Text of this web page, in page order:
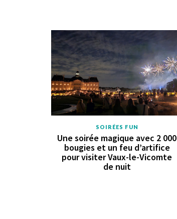
SOIRÉES FUN
Une soirée magique avec 2 000
bougies et un feu d’artifice
pour visiter Vaux-le-Vicomte
de nuit